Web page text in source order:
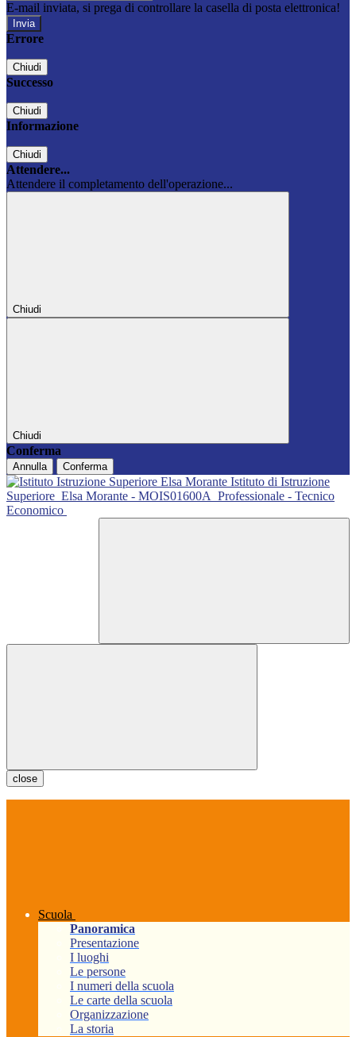
E-mail inviata, si prega di controllare la casella di posta elettronica!
Errore
Chiudi
Successo
Chiudi
Informazione
Chiudi
Attendere...
Attendere il completamento dell'operazione...
Chiudi
Chiudi
Conferma
Annulla Conferma
Istituto di Istruzione
Superiore Elsa Morante - MOIS01600A Professionale - Tecnico
Economico
close
Scuola
Panoramica
Presentazione
I luoghi
Le persone
I numeri della scuola
Le carte della scuola
Organizzazione
La storia